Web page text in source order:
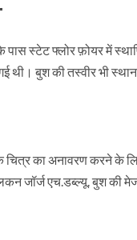
पास स्टेट फ्लोर फ़ोयर में
गई थी। बुश की तस्वीर भी
का अनावरण करने के लिए
जॉर्ज एच.डब्ल्यू. बुश की